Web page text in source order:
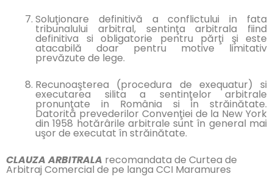
Soluţionare definitivă a conflictului in fata
tribunalului arbitral, sentinţa arbitrala fiind
definitiva si obligatorie pentru părţi şi este
atacabilă doar pentru motive limitativ
prevăzute de lege.
Recunoaşterea (procedura de exequatur) si
executarea silita a sentinţelor arbitrale
pronunţate in România si in străinătate.
Datorită prevederilor Convenţiei de la New York
din 1958 hotărârile arbitrale sunt în general mai
uşor de executat în străinătate.
CLAUZA ARBITRALA recomandata de Curtea de
Arbitraj Comercial de pe langa CCI Maramures